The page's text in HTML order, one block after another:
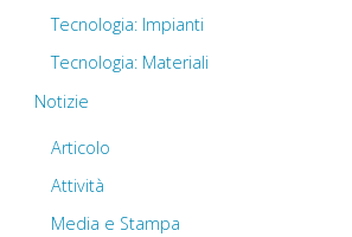
Tecnologia: Impianti
Tecnologia: Materiali
Notizie
Articolo
Attività
Media e Stampa